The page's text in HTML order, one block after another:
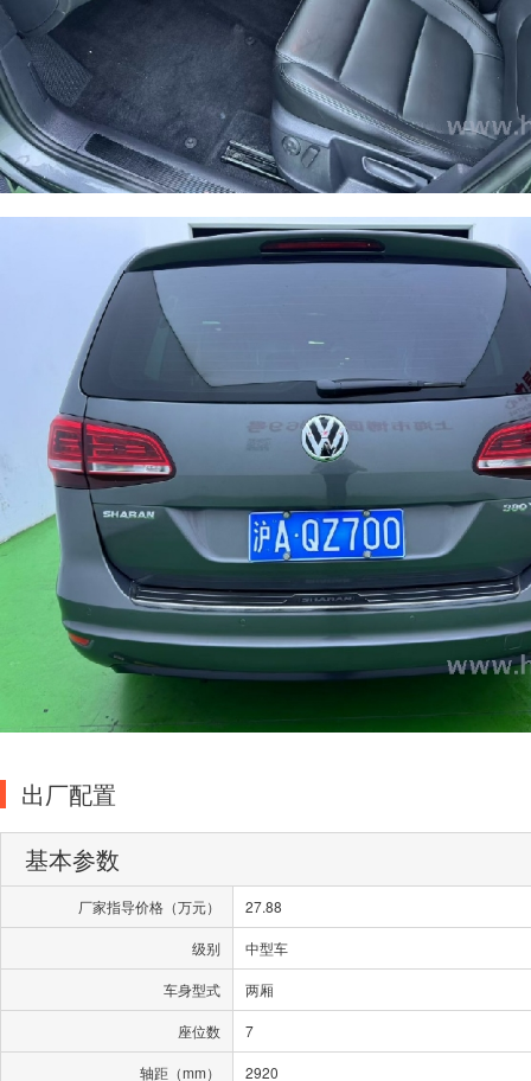
出厂配置
基本参数
厂家指导价格（万元） 27.88
级别 中型车
车身型式 两厢
座位数 7
轴距（mm） 2920